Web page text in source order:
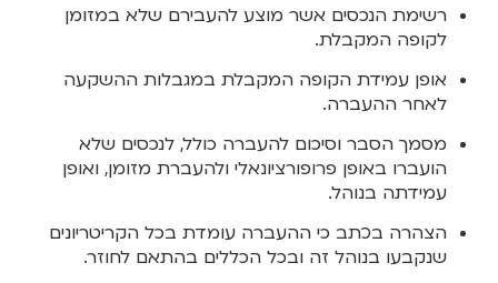
רשימת הנכסים אשר מוצע להעבירם שלא במזומן
לקופה המקבלת.
אופן עמידת הקופה המקבלת במגבלות ההשקעה
לאחר ההעברה.
מסמך הסבר וסיכום להעברה כולל, לנכסים שלא
הועברו באופן פרופורציונאלי ולהעברת מזומן, ואופן
עמידתה בנוהל.
הצהרה בכתב כי ההעברה עומדת בכל הקריטריונים
שנקבעו בנוהל זה ובכל הכללים בהתאם לחוזר.